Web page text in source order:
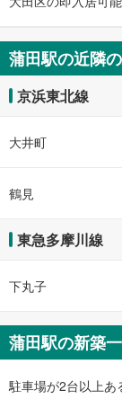
蒲田駅の近隣
京浜東北線
大井町
鶴見
東急多摩川線
下丸子
蒲田駅の新築
駐車場が2台以上あ